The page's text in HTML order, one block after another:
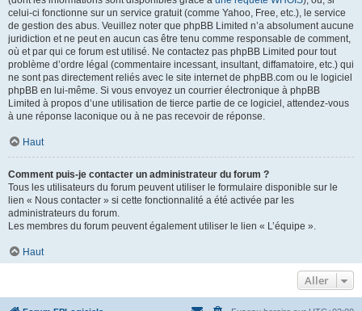
celui-ci fonctionne sur un service gratuit (comme Yahoo, Free, etc.), le service
de gestion des abus. Veuillez noter que phpBB Limited n’a absolument aucune
juridiction et ne peut en aucun cas être tenu comme responsable de comment,
où et par qui ce forum est utilisé. Ne contactez pas phpBB Limited pour tout
problème d’ordre légal (commentaire incessant, insultant, diffamatoire, etc.) qui
ne sont pas directement reliés avec le site internet de phpBB.com ou le logiciel
phpBB en lui-même. Si vous envoyez un courrier électronique à phpBB
Limited à propos d’une utilisation de tierce partie de ce logiciel, attendez-vous
à une réponse laconique ou à ne pas recevoir de réponse.
Haut
Comment puis-je contacter un administrateur du forum ?
Tous les utilisateurs du forum peuvent utiliser le formulaire disponible sur le
lien « Nous contacter » si cette fonctionnalité a été activée par les
administrateurs du forum.
Les membres du forum peuvent également utiliser le lien « L’équipe ».
Haut
Aller